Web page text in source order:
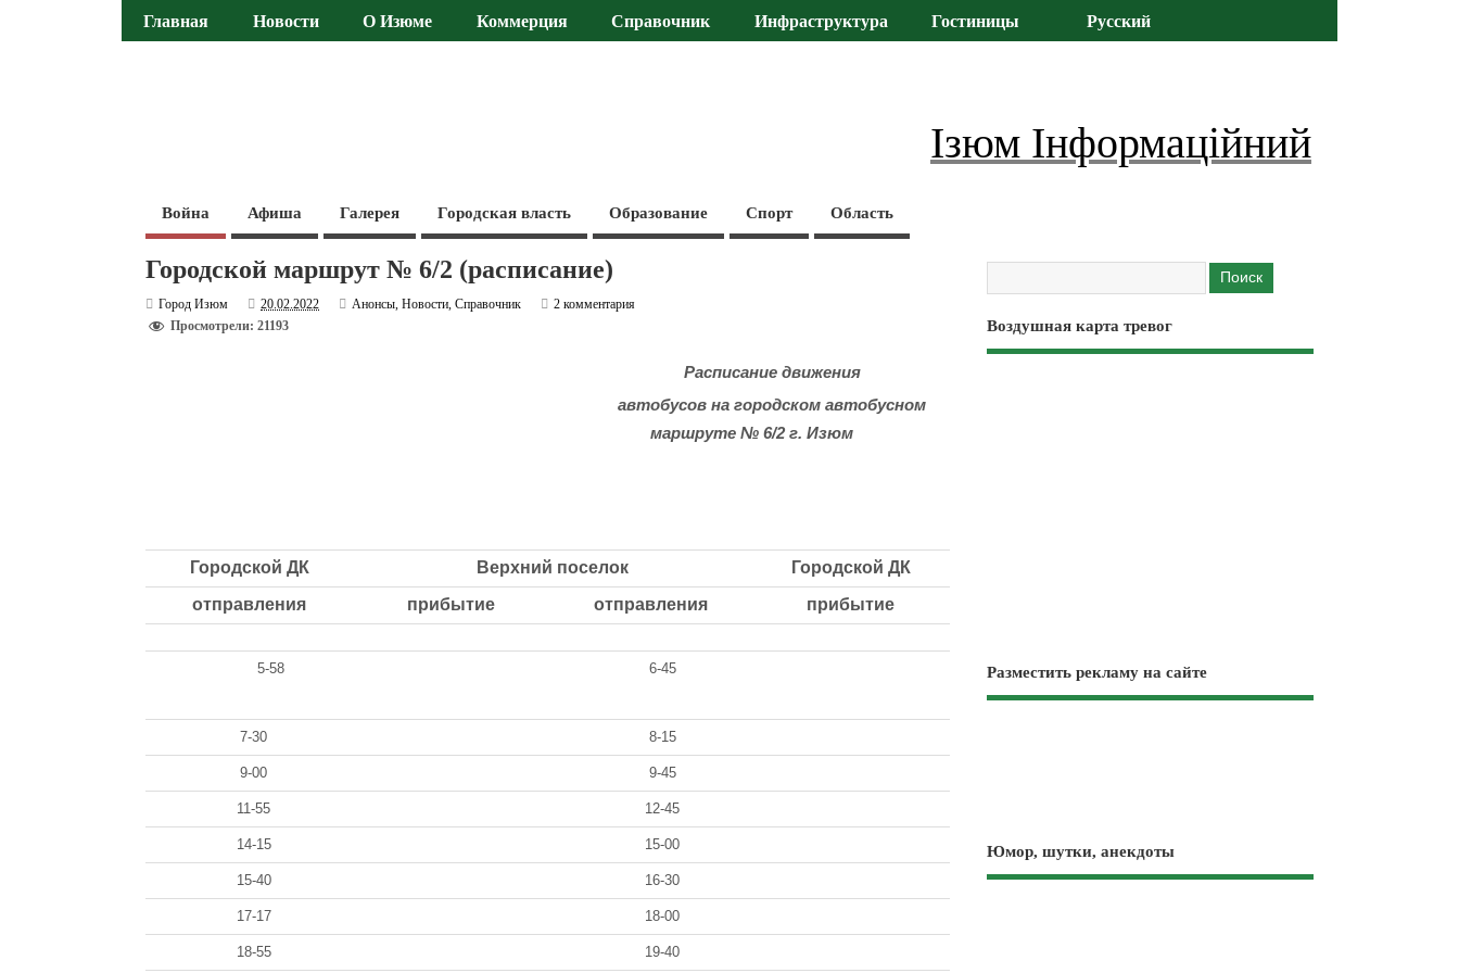
Главная Новости О Изюме Коммерция Справочник Инфраструктура Гостиницы Русский
Ізюм Інформаційний
Война Афиша Галерея Городская власть Образование Спорт Область
Городской маршрут № 6/2 (расписание)
Город Изюм 20.02.2022 Анонсы,Новости,Справочник
2 комментария
Просмотрели: 21193
Расписание движения
автобусов на городском автобусном
маршруте № 6/2 г. Изюм
Городской ДК Верхний поселок
Городской ДК
отправления
прибытие отправления прибытие
5-58 6-45
7-30 8-15
9-00 9-45
11-55 12-45
14-15 15-00
15-40 16-30
17-17 18-00
18-55 19-40
Воздушная карта тревог
Разместить рекламу на сайте
Юмор, шутки, анекдоты